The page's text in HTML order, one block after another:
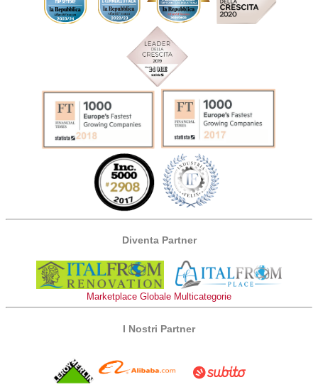
Diventa Partner
Marketplace Globale Multicategorie
I Nostri Partner